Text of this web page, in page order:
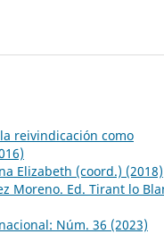
reivindicación como
Elizabeth (coord.) (2018)
Moreno. Ed. Tirant lo
Núm. 36 (2023)